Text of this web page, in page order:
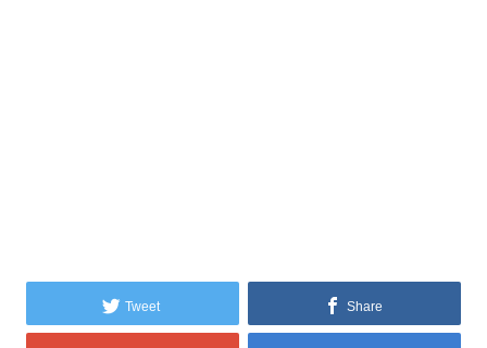
Tweet Share